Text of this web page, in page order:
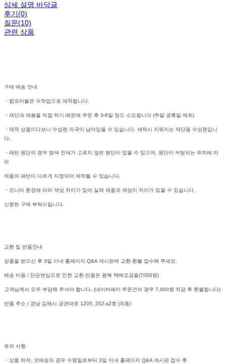
상세 설명 바닥글
후기(0)
질문(10)
관련 상품
구매 배송 안내
・컴포터블은 수작업으로 제작됩니다.
・재단과 재봉을 직접 하기 때문에 주문 후 3-6일 정도 소요됩니다 (주말 공휴일 제외)
・제작 상품이다보니 수성펜 자국이 남아있을 수 있습니다. 세탁시 지워지는 재단용 수성펜입니
다.
・패턴 원단의 경우 염색 인쇄가 고르지 않은 원단이 있을 수 있으며, 원단이 커팅되는 위치에 따
라
제품의 패턴이 다르게 지정되어 제작될 수 있습니다.
・모니터 환경에 따라 색상 차이가 있어 실제 제품과 색상이 차이가 있을 수 있습니다.
신중한 구매 부탁드립니다.
교환 및 반품안내
상품을 받으신 후 3일 이내 홈페이지 Q&A 게시판에 교환,환불 접수해 주세요.
배송 비용 / 단순변심으로 인한 교환,반품은 왕복 택배요금을(7000원)
고객님께서 모두 부담해 주셔야 합니다. (네이버페이 주문건의 경우 7,000원 차감 후 환불됩니다)
반품 주소 / 경남 김해시 금관대로 1205, 202-s2호 (외동)
유의 사항
・상품 하자, 오배송의 경우 수령일로부터 3일 이내 홈페이지 Q&A 게시판 접수 후